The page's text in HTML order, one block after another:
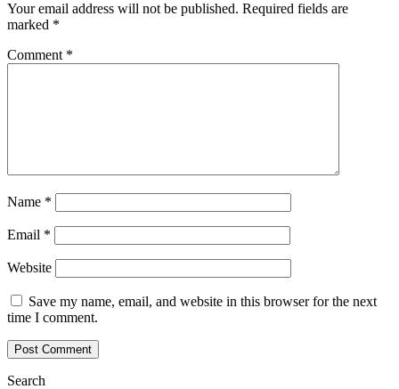
Your email address will not be published. Required fields are
marked *
Comment *
Name *
Email *
Website
Save my name, email, and website in this browser for the next
time I comment.
Search